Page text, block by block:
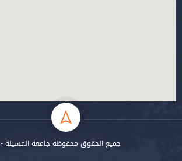
جميع الحقوق محفوظة جامعة المسيلة - 2024